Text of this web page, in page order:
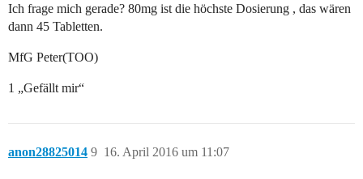
Ich frage mich gerade? 80mg ist die höchste Dosierung , das wären
dann 45 Tabletten.
MfG Peter(TOO)
1 „Gefällt mir“
anon28825014 16. April 2016 um 11:07
9